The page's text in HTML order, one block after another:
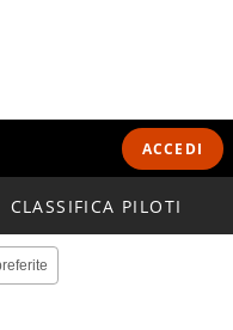
ACCEDI
CLASSIFICA PILOTI